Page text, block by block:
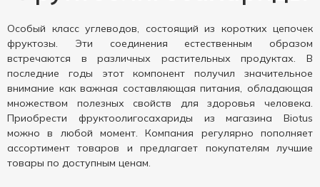
Особый класс углеводов, состоящий из коротких цепочек
фруктозы. Эти соединения естественным образом
встречаются в различных растительных продуктах. В
последние годы этот компонент получил значительное
внимание как важная составляющая питания, обладающая
множеством полезных свойств для здоровья человека.
Приобрести фруктоолигосахариды из магазина Biotus
можно в любой момент. Компания регулярно пополняет
ассортимент товаров и предлагает покупателям лучшие
товары по доступным ценам.